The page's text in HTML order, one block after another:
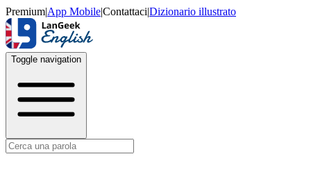
Premium|App Mobile|Contattaci|Dizionario illustrato
Toggle navigation